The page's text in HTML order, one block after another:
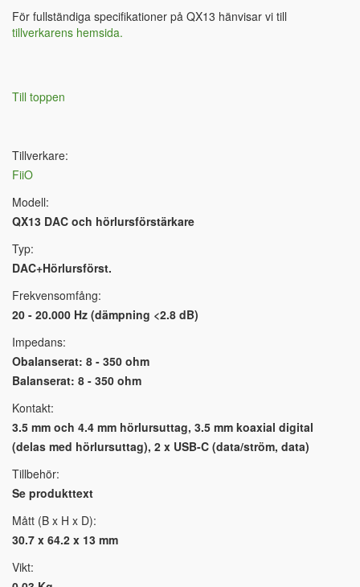
För fullständiga specifikationer på QX13 hänvisar vi till
tillverkarens hemsida.
Till toppen
Tillverkare:
FiiO
Modell:
QX13 DAC och hörlursförstärkare
Typ:
DAC+Hörlursförst.
Frekvensomfång:
20 - 20.000 Hz (dämpning <2.8 dB)
Impedans:
Obalanserat: 8 - 350 ohm
Balanserat: 8 - 350 ohm
Kontakt:
3.5 mm och 4.4 mm hörlursuttag, 3.5 mm koaxial digital
(delas med hörlursuttag), 2 x USB-C (data/ström, data)
Tillbehör:
Se produkttext
Mått (B x H x D):
30.7 x 64.2 x 13 mm
Vikt: